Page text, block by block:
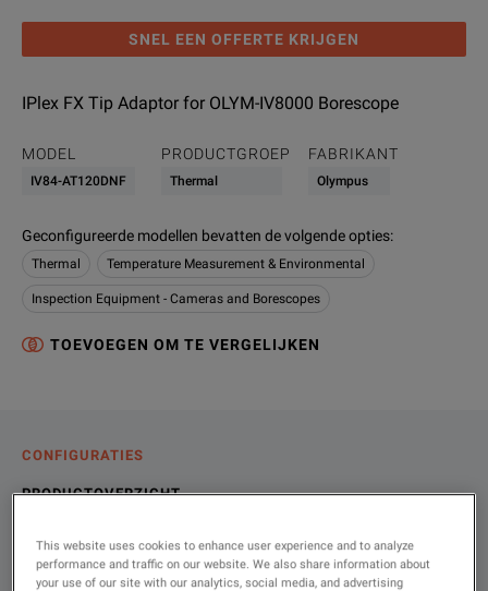
SNEL EEN OFFERTE KRIJGEN
IPlex FX Tip Adaptor for OLYM-IV8000 Borescope
MODEL
IV84-AT120DNF
PRODUCTGROEP
Thermal
FABRIKANT
Olympus
Geconfigureerde modellen bevatten de volgende opties:
Thermal Temperature Measurement & Environmental
Inspection Equipment - Cameras and Borescopes
TOEVOEGEN OM TE VERGELIJKEN
CONFIGURATIES
PRODUCTOVERZICHT
This website uses cookies to enhance user experience and to analyze
performance and traffic on our website. We also share information about
your use of our site with our analytics, social media, and advertising